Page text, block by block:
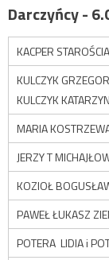
Darczyńcy -
KACPER
KULCZYK
KULCZYK
MARIA
JERZY T
KOZIOŁ
PAWEŁ ŁUKASZ
POTERA LIDIA i